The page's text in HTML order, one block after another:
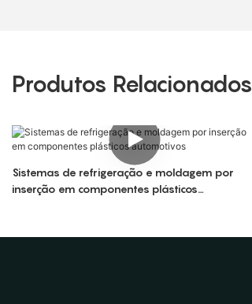
Produtos Relacionados
Sistemas de refrigeração e moldagem por
inserção em componentes plásticos